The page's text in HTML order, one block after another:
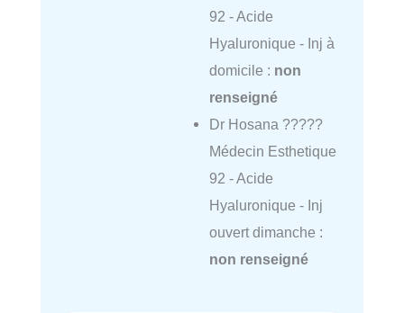
92 - Acide
Hyaluronique - Inj à
domicile : non
renseigné
Dr Hosana ?????
Médecin Esthetique
92 - Acide
Hyaluronique - Inj
ouvert dimanche :
non renseigné